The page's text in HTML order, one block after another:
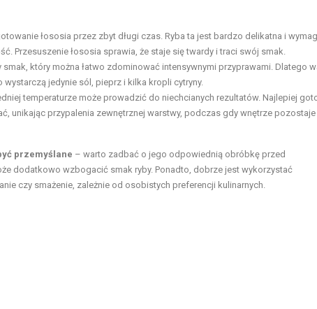
łososia przez zbyt długi czas. Ryba ta jest bardzo delikatna i
Przesuszenie łososia sprawia, że staje się twardy i traci swój smak.
smak, który można łatwo zdominować intensywnymi przyprawami. Dlatego
jedynie sól, pieprz i kilka kropli cytryny.
temperaturze może prowadzić do niechcianych rezultatów. Najlepiej
unikając przypalenia zewnętrznej warstwy, podczas gdy wnętrze pozostaje
przemyślane – warto zadbać o jego odpowiednią obróbkę przed
dodatkowo wzbogacić smak ryby. Ponadto, dobrze jest wykorzystać
czy smażenie, zależnie od osobistych preferencji kulinarnych.